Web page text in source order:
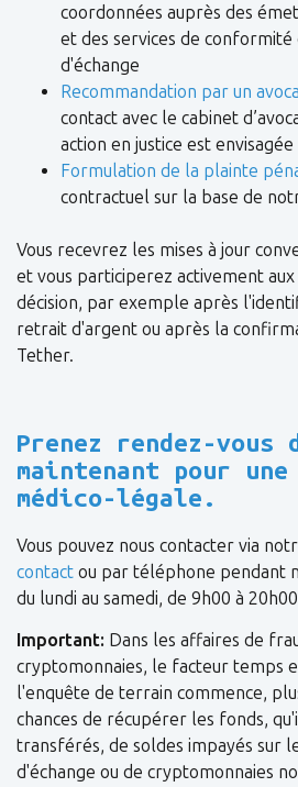
coordonnées auprès des
et des services de
d'échange
Recommandation par un
contact avec le cabinet
action en justice est envisagée
Formulation de la plainte
contractuel sur la base de
Vous recevrez les mises à jour
et vous participerez activement
décision, par exemple après
retrait d'argent ou après la
Tether.
Prenez rendez-vous
maintenant pour une
médico-légale.
Vous pouvez nous contacter via
contact ou par téléphone pendant
du lundi au samedi, de 9h00 à
Important: Dans les affaires de
cryptomonnaies, le facteur temps
l'enquête de terrain commence,
chances de récupérer les fonds,
transférés, de soldes impayés sur
d'échange ou de cryptomonnaies